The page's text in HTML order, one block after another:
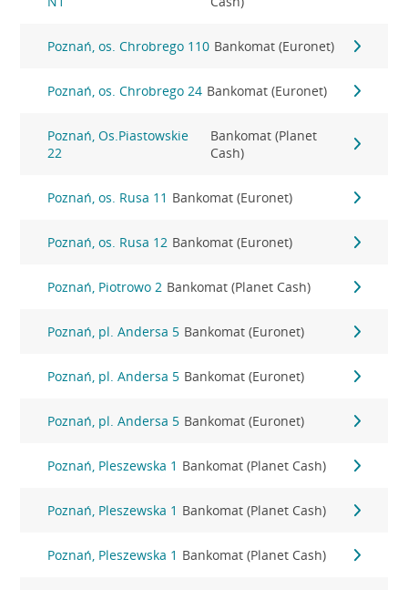
Poznań, os. Chrobrego 110 Bankomat (Euronet)
Poznań, os. Chrobrego 24 Bankomat (Euronet)
Poznań, Os.Piastowskie
22
Bankomat (Planet
Cash)
Poznań, os. Rusa 11 Bankomat (Euronet)
Poznań, os. Rusa 12 Bankomat (Euronet)
Poznań, Piotrowo 2 Bankomat (Planet Cash)
Poznań, pl. Andersa 5 Bankomat (Euronet)
Poznań, pl. Andersa 5 Bankomat (Euronet)
Poznań, pl. Andersa 5 Bankomat (Euronet)
Poznań, Pleszewska 1 Bankomat (Planet Cash)
Poznań, Pleszewska 1 Bankomat (Planet Cash)
Poznań, Pleszewska 1 Bankomat (Planet Cash)